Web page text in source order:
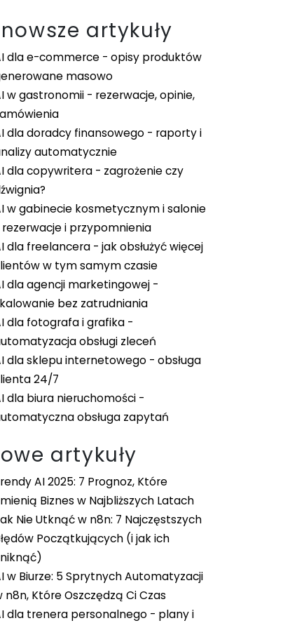
artykuły
dla e-commerce - opisy produktów
masowo
w gastronomii - rezerwacje, opinie,
dla doradcy finansowego - raporty i
automatycznie
dla copywritera - zagrożenie czy
w gabinecie kosmetycznym i salonie
i przypomnienia
dla freelancera - jak obsłużyć więcej
w tym samym czasie
dla agencji marketingowej -
bez zatrudniania
dla fotografa i grafika -
obsługi zleceń
dla sklepu internetowego - obsługa
24/7
dla biura nieruchomości -
obsługa zapytań
artykuły
AI 2025: 7 Prognoz, Które
Biznes w Najbliższych Latach
Nie Utknąć w n8n: 7 Najczęstszych
Początkujących (i jak ich
w Biurze: 5 Sprytnych Automatyzacji
n8n, Które Oszczędzą Ci Czas
dla trenera personalnego - plany i